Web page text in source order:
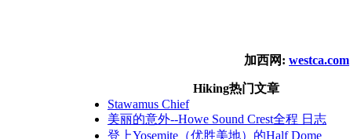
加西网: westca.com
Hiking热门文章
Stawamus Chief
美丽的意外--Howe Sound Crest全程 日志
登上Yosemite（优胜美地）的Half Dome